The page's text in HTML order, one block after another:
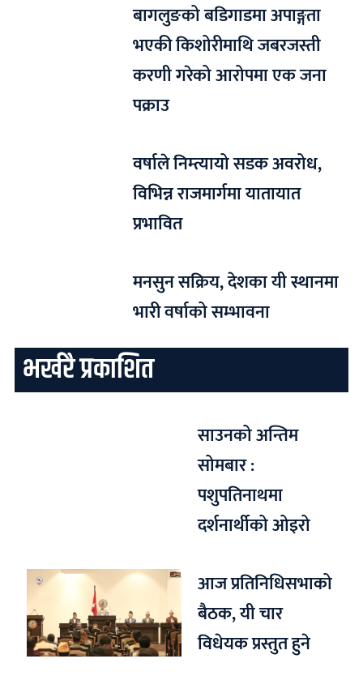
बागलुङको बडिगाडमा अपाङ्गता
भएकी किशोरीमाथि जबरजस्ती
करणी गरेको आरोपमा एक जना
पक्राउ
वर्षाले निम्त्यायो सडक अवरोध,
विभिन्न राजमार्गमा यातायात
प्रभावित
मनसुन सक्रिय, देशका यी स्थानमा
भारी वर्षाको सम्भावना
भर्खरै प्रकाशित
साउनको अन्तिम
सोमबार :
पशुपतिनाथमा
दर्शनार्थीको ओइरो
आज प्रतिनिधिसभाको
बैठक, यी चार
विधेयक प्रस्तुत हुने